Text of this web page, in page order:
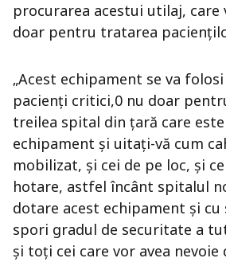
procurarea acestui utilaj, care
doar pentru tratarea
„Acest echipament se va
pacienți critici,0 nu doar
treilea spital din țară care
echipament și uitați-vă cum
mobilizat, și cei de pe loc, și
hotare, astfel încânt spitalul
dotare acest echipament și cu
spori gradul de securitate a
și toți cei care vor avea